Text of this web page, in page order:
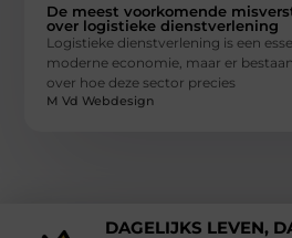
De meest voorkomende
over logistieke dienstverlening
Logistieke dienstverlening is een
moderne economie, maar er
over hoe deze sector precies
M Vd Webdesign
DAGELIJKS LEVEN,